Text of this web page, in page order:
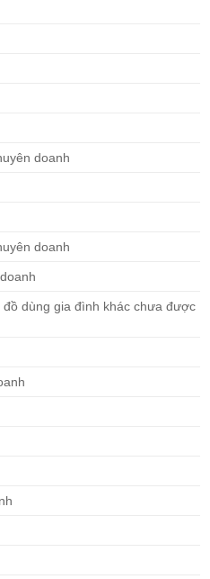
doanh
doanh
dùng gia đình khác chưa được